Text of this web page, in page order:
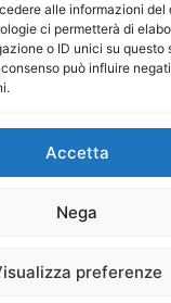
alle informazioni del
ci permetterà di
o ID unici su questo
può influire
Accetta
Nega
preferenze
Maurizio
Maria
P.IVA: 06334930820
Società
degli Operatori di
La Digitale srl–